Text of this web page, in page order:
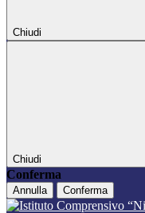
Chiudi
Chiudi
Conferma
Annulla Conferma